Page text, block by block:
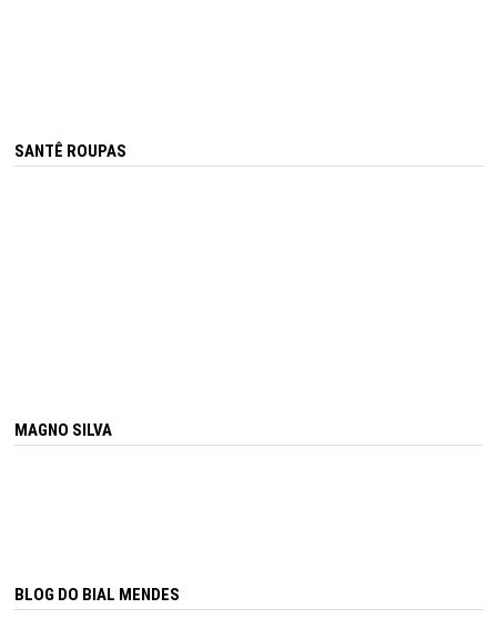
SANTÊ ROUPAS
MAGNO SILVA
BLOG DO BIAL MENDES